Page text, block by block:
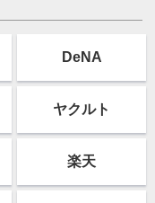
DeNA
ヤクルト
楽天